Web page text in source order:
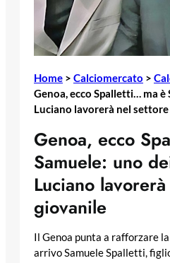
Home > Calciomercato >
Genoa, ecco Spalletti… ma
Luciano lavorerà nel
Genoa, ecco
Samuele: uno
Luciano
giovanile
Il Genoa punta a rafforzare
arrivo Samuele Spalletti,